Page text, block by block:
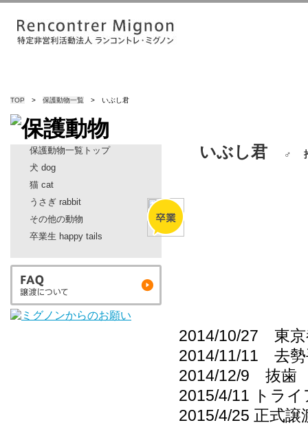
TOP > 保護動物一覧 > いぶし君
保護動物一覧トップ
犬 dog
猫 cat
うさぎ rabbit
その他の動物
卒業生 happy tails
いぶし君 ♂
2014/10/27 東京
2014/11/11 去勢
2014/12/9 抜歯
2015/4/11 トラ
2015/4/25 正式譲